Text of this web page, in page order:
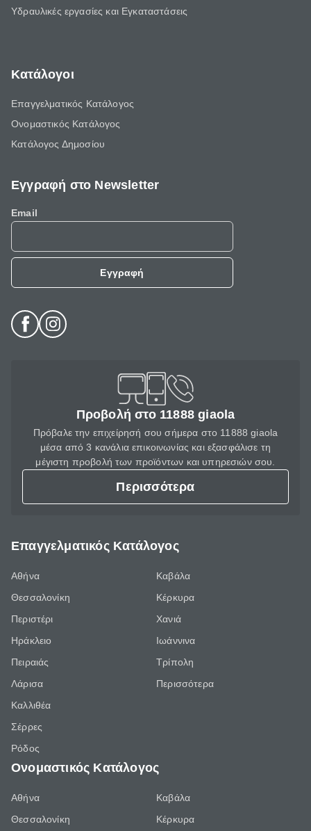
Υδραυλικές εργασίες και Εγκαταστάσεις
Κατάλογοι
Επαγγελματικός Κατάλογος
Ονομαστικός Κατάλογος
Κατάλογος Δημοσίου
Εγγραφή στο Newsletter
Email
Εγγραφή
Προβολή στο 11888 giaola
Πρόβαλε την επιχείρησή σου σήμερα στο 11888 giaola
μέσα από 3 κανάλια επικοινωνίας και εξασφάλισε τη
μέγιστη προβολή των προϊόντων και υπηρεσιών σου.
Περισσότερα
Επαγγελματικός Κατάλογος
Αθήνα
Θεσσαλονίκη
Περιστέρι
Ηράκλειο
Πειραιάς
Λάρισα
Καλλιθέα
Σέρρες
Ρόδος
Καβάλα
Κέρκυρα
Χανιά
Ιωάννινα
Τρίπολη
Περισσότερα
Ονομαστικός Κατάλογος
Αθήνα
Θεσσαλονίκη
Καβάλα
Κέρκυρα